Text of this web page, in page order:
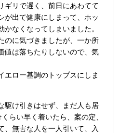
ギリで遅く、前日にあわてて
が出て健康にしまって、ホッ
かなくなってしまいました。
のに気づきましたが、一か所
値は落ちたりしないので、気
エロー基調のトップスにしま
駆け引きはせず、まだ人も居
らい早く着いたら、案の定、
、無害な人を一人引いて、入